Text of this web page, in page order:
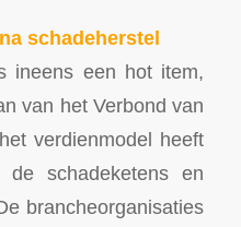
schadeherstel
ineens een hot item,
van het Verbond van
verdienmodel heeft
de schadeketens en
brancheorganisaties